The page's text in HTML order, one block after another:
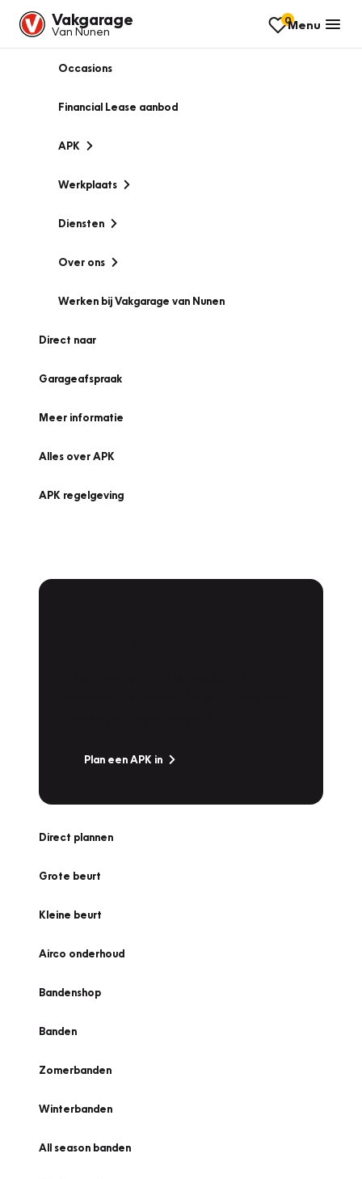
Vakgarage
Van Nunen
0Menu
Occasions
Financial Lease aanbod
APK
Werkplaats
Diensten
Over ons
Werken bij Vakgarage van Nunen
Direct naar
Garageafspraak
Meer informatie
Alles over APK
APK regelgeving
Plan een APK in
Direct plannen
Grote beurt
Kleine beurt
Airco onderhoud
Bandenshop
Banden
Zomerbanden
Winterbanden
All season banden